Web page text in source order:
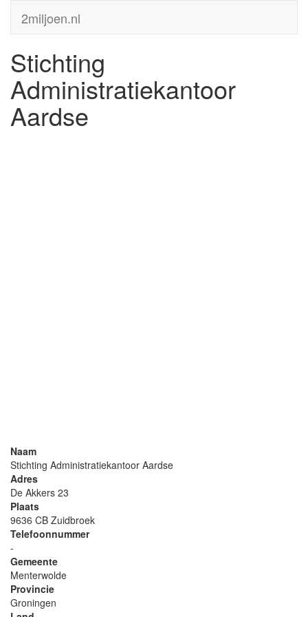
2miljoen.nl
Stichting
Administratiekantoor
Aardse
Naam
Stichting Administratiekantoor Aardse
Adres
De Akkers 23
Plaats
9636 CB Zuidbroek
Telefoonnummer
-
Gemeente
Menterwolde
Provincie
Groningen